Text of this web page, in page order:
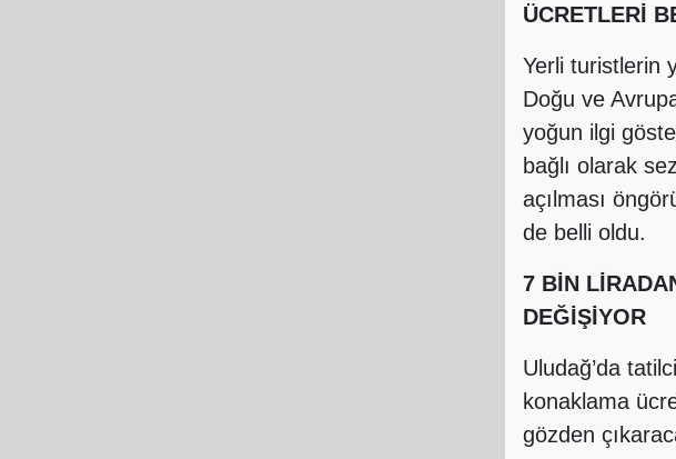
ÜCRETLERİ
Yerli turistlerin
Doğu ve
yoğun ilgi
bağlı olarak
açılması
de belli oldu.
7 BİN
DEĞİŞİYOR
Uludağ’da
konaklama
gözden